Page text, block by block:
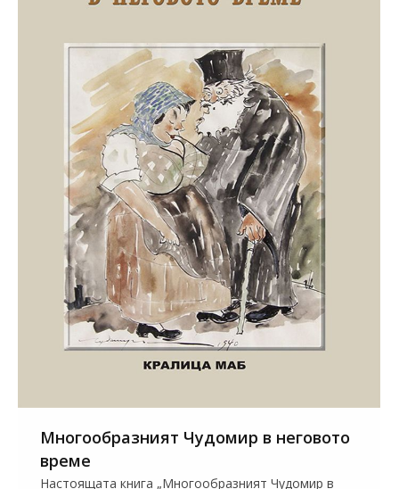
Многообразният Чудомир в неговото
време
Настоящата книга „Многообразният Чудомир в